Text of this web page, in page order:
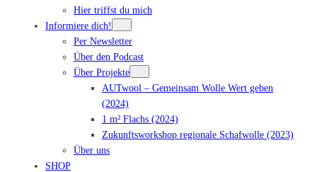
Hier triffst du mich
Informiere dich!
Per Newsletter
Über den Podcast
Über Projekte
AUTwool – Gemeinsam Wolle Wert geben
(2024)
1 m² Flachs (2024)
Zukunftsworkshop regionale Schafwolle (2023)
Über uns
SHOP